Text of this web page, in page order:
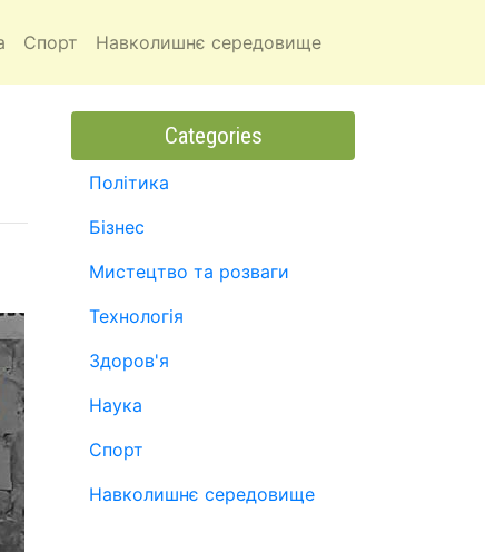
Спорт Навколишнє середовище
Categories
Політика
Бізнес
Мистецтво та розваги
Технологія
Здоров'я
Наука
Спорт
Навколишнє середовище